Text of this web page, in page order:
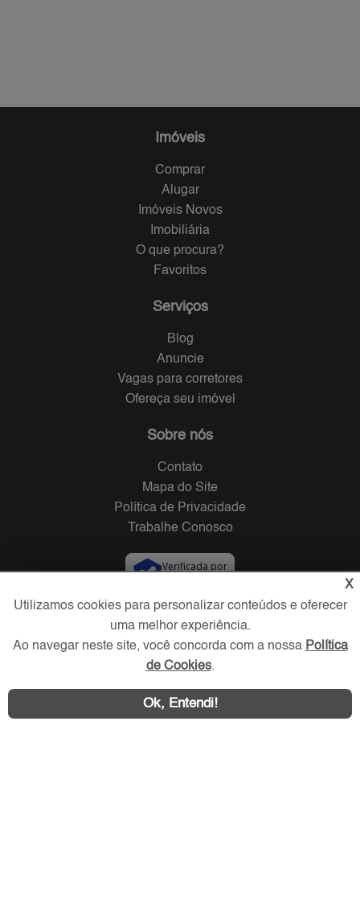
Imóveis
Comprar
Alugar
Imóveis Novos
Imobiliária
O que procura?
Favoritos
Serviços
Blog
Anuncie
Vagas para corretores
Ofereça seu imóvel
Sobre nós
Contato
Mapa do Site
Política de Privacidade
Trabalhe Conosco
Verificada por
Redes Sociais
X
Utilizamos cookies para personalizar conteúdos e oferecer
uma melhor experiência.
Ao navegar neste site, você concorda com a nossa Política
de Cookies.
Ok, Entendi!